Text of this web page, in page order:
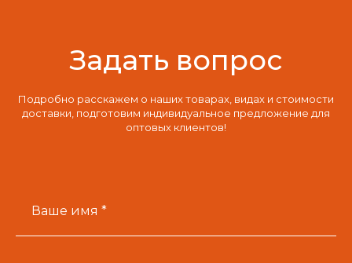
Задать вопрос
Подробно расскажем о наших товарах, видах и стоимости
доставки, подготовим индивидуальное предложение для
оптовых клиентов!
Ваше имя *